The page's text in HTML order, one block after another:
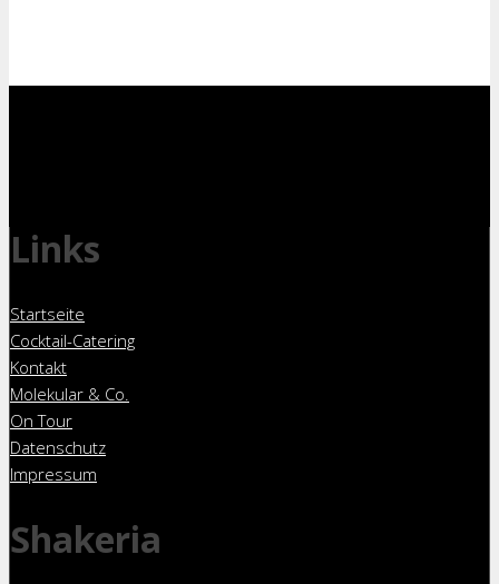
Links
Startseite
Cocktail-Catering
Kontakt
Molekular & Co.
On Tour
Datenschutz
Impressum
Shakeria